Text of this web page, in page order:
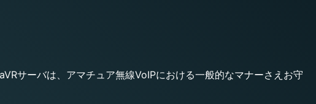
サーバは、アマチュア無線VoIPにおける一般的なマナーさえお守